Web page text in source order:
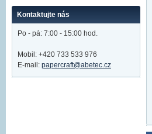
Kontaktujte nás
Po - pá: 7:00 - 15:00 hod.
Mobil: +420 733 533 976
E-mail: papercraft@abetec.cz